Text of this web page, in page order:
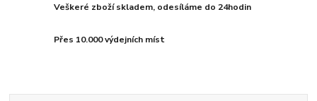
Veškeré zboží skladem, odesíláme do 24hodin
Přes 10.000 výdejních míst